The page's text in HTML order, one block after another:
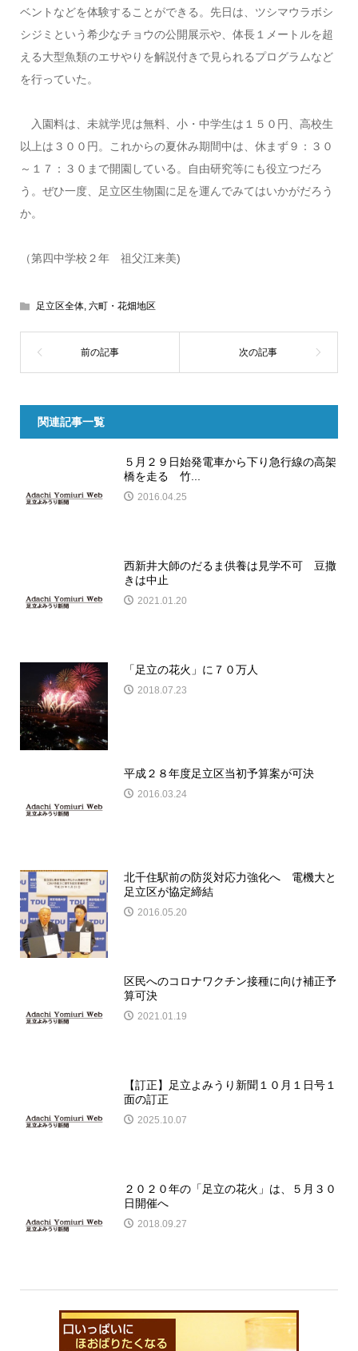
ベントなどを体験することができる。先日は、ツシマウラボシ
シジミという希少なチョウの公開展示や、体長１メートルを超
える大型魚類のエサやりを解説付きで見られるプログラムなど
を行っていた。
入園料は、未就学児は無料、小・中学生は１５０円、高校生
以上は３００円。これからの夏休み期間中は、休まず９：３０
～１７：３０まで開園している。自由研究等にも役立つだろ
う。ぜひ一度、足立区生物園に足を運んでみてはいかがだろう
か。
（第四中学校２年 祖父江来美)
足立区全体, 六町・花畑地区
関連記事一覧
５月２９日始発電車から下り急行線の高架
橋を走る 竹...
2016.04.25
西新井大師のだるま供養は見学不可 豆撒
きは中止
2021.01.20
「足立の花火」に７０万人
2018.07.23
平成２８年度足立区当初予算案が可決
2016.03.24
北千住駅前の防災対応力強化へ 電機大と
足立区が協定締結
2016.05.20
区民へのコロナワクチン接種に向け補正予
算可決
2021.01.19
【訂正】足立よみうり新聞１０月１日号１
面の訂正
2025.10.07
２０２０年の「足立の花火」は、５月３０
日開催へ
2018.09.27